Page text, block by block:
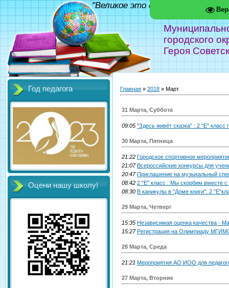
городского
Героя
"Великое это дело - школа!"
Год педагога
Оцени нашу школу!
Главная » 2018 » Март
31 Марта, Суббота
09:05 "Здесь живёт сказка" : 2 "Е" класс
30 Марта, Пятница
21:22 Городское спортивное
21:07 Всероссийские конкурсы для
20:47 Приглашение на музыкальный
08:42 2 "Е" класс : Мы скорбим вместе с
08:30 В каникулы в "Доме книги": 2
29 Марта, Четверг
15:35 Независимая оценка качества -
15:27 Регистрация на Олимпиаду
28 Марта, Среда
21:21 Мероприятия АО ИОО для
27 Марта, Вторник